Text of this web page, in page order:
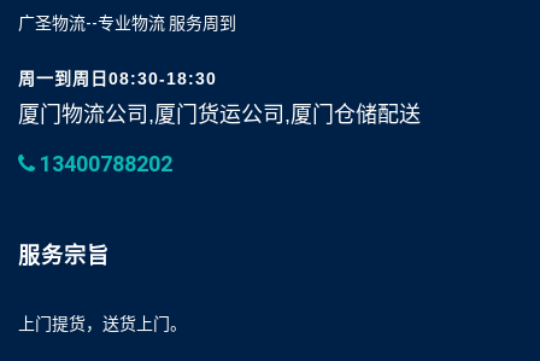
广圣物流--专业物流 服务周到
周一到周日08:30-18:30
厦门物流公司,厦门货运公司,厦门仓储配送
13400788202
服务宗旨
上门提货，送货上门。